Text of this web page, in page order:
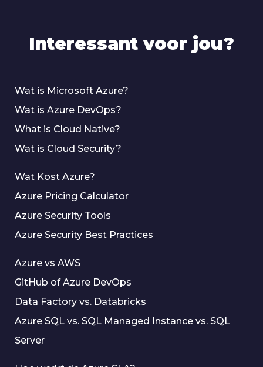
Interessant voor jou?
Wat is Microsoft Azure?
Wat is Azure DevOps?
What is Cloud Native?
Wat is Cloud Security?
Wat Kost Azure?
Azure Pricing Calculator
Azure Security Tools
Azure Security Best Practices
Azure vs AWS
GitHub of Azure DevOps
Data Factory vs. Databricks
Azure SQL vs. SQL Managed Instance vs. SQL
Server